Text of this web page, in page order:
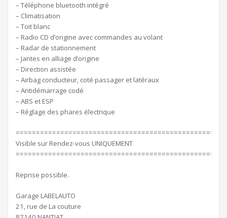
– Téléphone bluetooth intégré
– Climatisation
– Toit blanc
– Radio CD d’origine avec commandes au volant
– Radar de stationnement
– Jantes en alliage d’origine
– Direction assistée
– Airbag conducteur, coté passager et latéraux
– Antidémarrage codé
– ABS et ESP
– Réglage des phares électrique
Visible sur Rendez-vous UNIQUEMENT
Reprise possible.
Garage LABELAUTO
21, rue de La couture